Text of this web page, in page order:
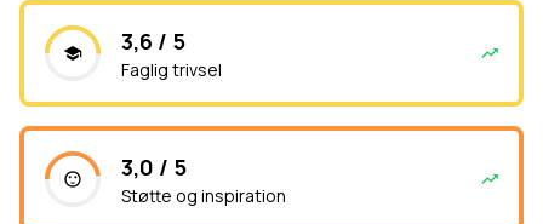
3,6 / 5
Faglig trivsel
3,0 / 5
Støtte og inspiration